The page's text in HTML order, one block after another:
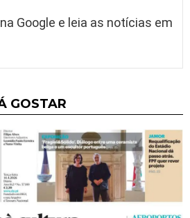
Google e leia as notícias em
GOSTAR